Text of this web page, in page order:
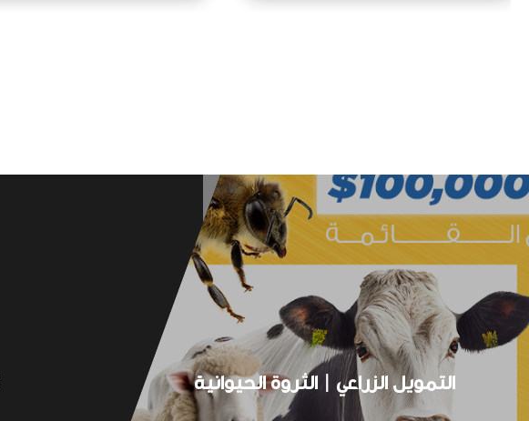
التمويل الزراعي | الثروة الحيوانية